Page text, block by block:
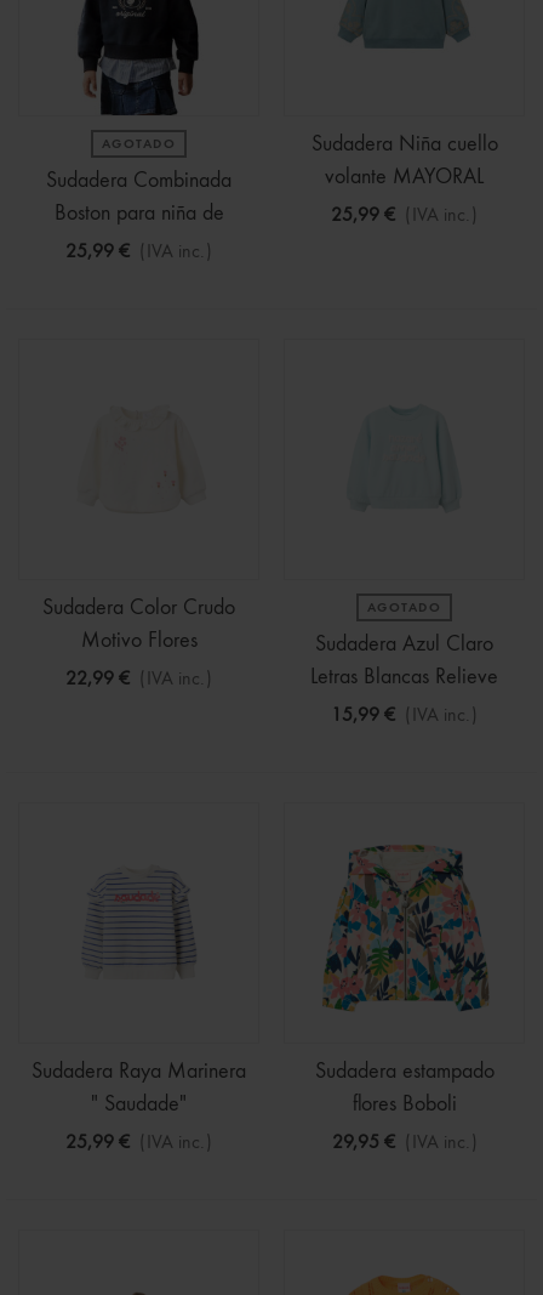
AGOTADO
Sudadera Combinada
Boston para niña de
Mayoral
25,99 € (IVA inc.)
Sudadera Niña cuello
volante MAYORAL
25,99 € (IVA inc.)
Sudadera Color Crudo
Motivo Flores
22,99 € (IVA inc.)
AGOTADO
Sudadera Azul Claro
Letras Blancas Relieve
15,99 € (IVA inc.)
Sudadera Raya Marinera
" Saudade"
25,99 € (IVA inc.)
Sudadera estampado
flores Boboli
29,95 € (IVA inc.)